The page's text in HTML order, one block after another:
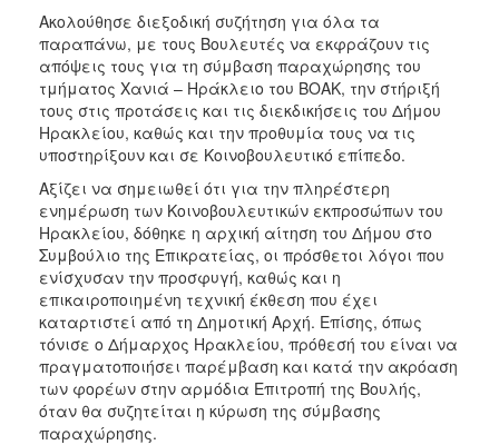
Ακολούθησε διεξοδική συζήτηση για όλα τα
παραπάνω, με τους Βουλευτές να εκφράζουν τις
απόψεις τους για τη σύμβαση παραχώρησης του
τμήματος Χανιά – Ηράκλειο του ΒΟΑΚ, την στήριξή
τους στις προτάσεις και τις διεκδικήσεις του Δήμου
Ηρακλείου, καθώς και την προθυμία τους να τις
υποστηρίξουν και σε Κοινοβουλευτικό επίπεδο.
Αξίζει να σημειωθεί ότι για την πληρέστερη
ενημέρωση των Κοινοβουλευτικών εκπροσώπων του
Ηρακλείου, δόθηκε η αρχική αίτηση του Δήμου στο
Συμβούλιο της Επικρατείας, οι πρόσθετοι λόγοι που
ενίσχυσαν την προσφυγή, καθώς και η
επικαιροποιημένη τεχνική έκθεση που έχει
καταρτιστεί από τη Δημοτική Αρχή. Επίσης, όπως
τόνισε ο Δήμαρχος Ηρακλείου, πρόθεσή του είναι να
πραγματοποιήσει παρέμβαση και κατά την ακρόαση
των φορέων στην αρμόδια Επιτροπή της Βουλής,
όταν θα συζητείται η κύρωση της σύμβασης
παραχώρησης.